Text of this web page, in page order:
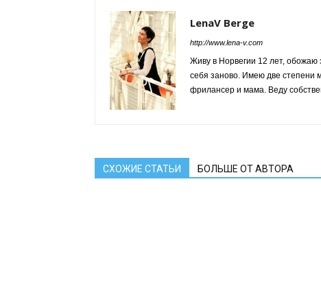
LenaV Berge
http://www.lena-v.com
Живу в Норвегии 12 лет, обожаю
себя заново. Имею две степени
фрилансер и мама. Веду
СХОЖИЕ СТАТЬИ БОЛЬШЕ ОТ АВТОРА